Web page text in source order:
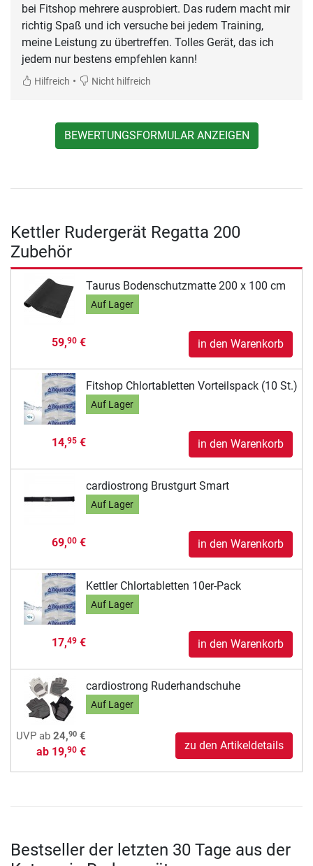
bei Fitshop mehrere ausprobiert. Das rudern macht mir
richtig Spaß und ich versuche bei jedem Training,
meine Leistung zu übertreffen. Tolles Gerät, das ich
jedem nur bestens empfehlen kann!
Hilfreich • Nicht hilfreich
BEWERTUNGSFORMULAR ANZEIGEN
Kettler Rudergerät Regatta 200
Zubehör
Taurus Bodenschutzmatte 200 x 100 cm
Auf Lager
59,90€ in den Warenkorb
Fitshop Chlortabletten Vorteilspack (10 St.)
Auf Lager
14,95€ in den Warenkorb
cardiostrong Brustgurt Smart
Auf Lager
69,00€ in den Warenkorb
Kettler Chlortabletten 10er-Pack
Auf Lager
17,49€ in den Warenkorb
cardiostrong Ruderhandschuhe
Auf Lager
UVPab 24,90€
ab 19,90€ zu den Artikeldetails
Bestseller der letzten 30 Tage aus der